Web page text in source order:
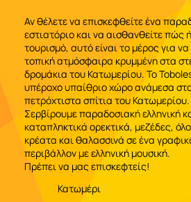
Αν θέλετε να επισκεφθείτε ένα
εστιατόριο και να αισθανθείτε πώς
τουρισμό, αυτό είναι το μέρος για
τοπική ατμόσφαιρα κρυμμένη στα
δρομάκια του Κατωμερίου. Το
υπέροχο υπαίθριο χώρο ανάμεσα
πετρόχτιστα σπίτια του Κατωμερίου.
Σερβίρουμε παραδοσιακή ελληνική
καταπληκτικά ορεκτικά, μεζέδες,
κρέατα και θαλασσινά σε ένα
περιβάλλον με ελληνική μουσική.
Πρέπει να μας επισκεφτείς!
Κατωμέρι